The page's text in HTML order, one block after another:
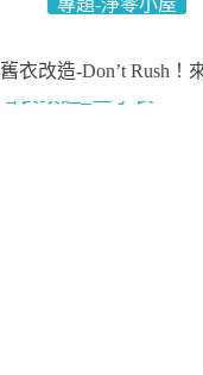
專題-淨零小屋
舊衣改造-Don’t Rush！